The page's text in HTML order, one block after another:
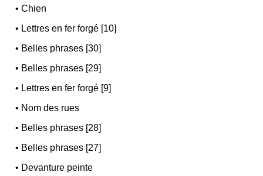
•Chien
• Lettres en fer forgé [10]
• Belles phrases [30]
• Belles phrases [29]
• Lettres en fer forgé [9]
• Nom des rues
• Belles phrases [28]
• Belles phrases [27]
• Devanture peinte